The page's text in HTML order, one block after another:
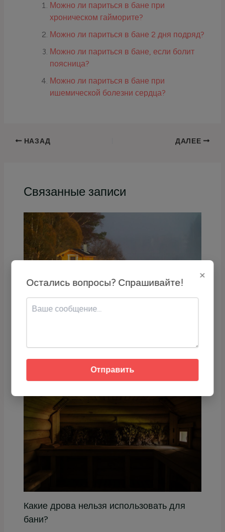
Можно ли париться в бане при
хроническом гайморите?
Можно ли париться в бане 2 дня подряд?
Можно ли париться в бане, если болит
поясница?
Можно ли париться в бане при
ишемической болезни сердца?
НАЗАД ДАЛЕЕ
Связанные записи
16.12.2025/Бани
Какие дрова нельзя использовать для
бани?
×
Остались вопросы? Спрашивайте!
Отправить